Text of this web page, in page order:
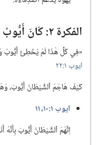
الفكرة ٢:‏ كَانَ أَيُّوبُ صَدِيقًا لِلّٰهِ وَبَقِيَ وَلِيًّا لَهُ
‏«فِي كُلِّ هٰذَا لَمْ يُخْطِئْ أَيُّوبُ
ايوب ١:‏٢٢
كَيْفَ هَاجَمَ ٱلشَّيْطَانُ أَيُّوبَ،‏
ايوب ١:‏١٠،‏ ١١
اِتَّهَمَ ٱلشَّيْطَانُ أَيُّوبَ بِأَنَّهُ